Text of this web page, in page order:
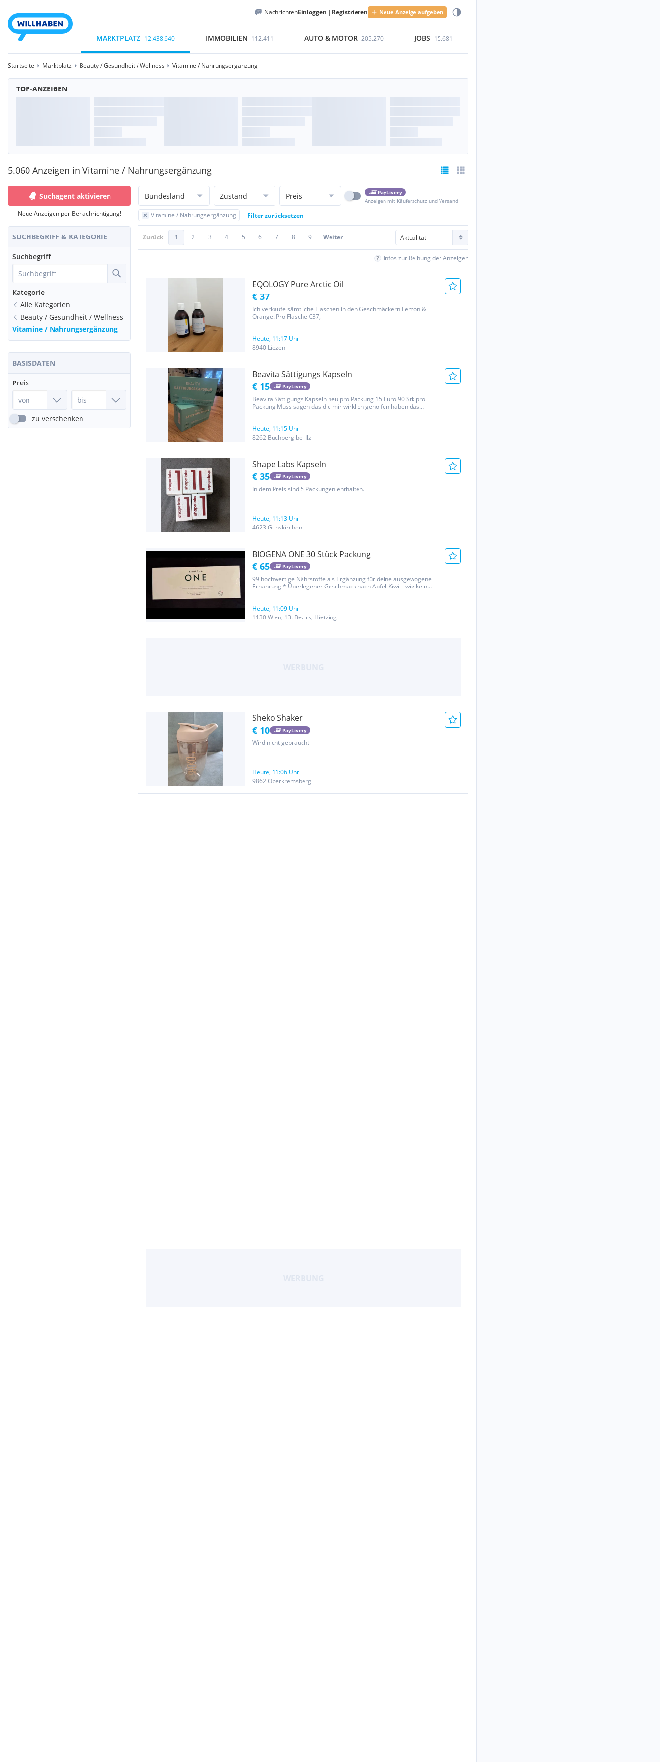
NachrichtenEinloggen | Registrieren Neue Anzeige aufgeben
MARKTPLATZ 12.438.640 IMMOBILIEN 112.411 AUTO & MOTOR 205.270 JOBS 15.681
Startseite Marktplatz Beauty / Gesundheit / Wellness Vitamine / Nahrungsergänzung
TOP-ANZEIGEN
5.060 Anzeigen in Vitamine / Nahrungsergänzung
Suchagent aktivieren
Neue Anzeigen per Benachrichtigung!
SUCHBEGRIFF & KATEGORIE
Suchbegriff
Kategorie
Alle Kategorien
Beauty / Gesundheit / Wellness
Vitamine / Nahrungsergänzung
BASISDATEN
Preis
zu verschenken
Bundesland Zustand Preis
PayLivery
Anzeigen mit Käuferschutz und Versand
Vitamine / Nahrungsergänzung Filter zurücksetzen
Zurück 1 2 3 4 5 6 7 8 9 Weiter
Infos zur Reihung der Anzeigen
EQOLOGY Pure Arctic Oil
€ 37
Ich verkaufe sämtliche Flaschen in den Geschmäckern Lemon &
Orange. Pro Flasche €37,-
Heute, 11:17 Uhr
8940 Liezen
Beavita Sättigungs Kapseln
€ 15 PayLivery
Beavita Sättigungs Kapseln neu pro Packung 15 Euro 90 Stk pro
Packung Muss sagen das die mir wirklich geholfen haben das
Packungen...
Heute, 11:15 Uhr
8262 Buchberg bei Ilz
Shape Labs Kapseln
€ 35 PayLivery
In dem Preis sind 5 Packungen enthalten.
Heute, 11:13 Uhr
4623 Gunskirchen
BIOGENA ONE 30 Stück Packung
€ 65 PayLivery
99 hochwertige Nährstoffe als Ergänzung für deine ausgewogene
Ernährung * Überlegener Geschmack nach Apfel-Kiwi – wie kein
Immunsystems und deiner...
Heute, 11:09 Uhr
1130 Wien, 13. Bezirk, Hietzing
Sheko Shaker
€ 10 PayLivery
Wird nicht gebraucht
Heute, 11:06 Uhr
9862 Oberkremsberg